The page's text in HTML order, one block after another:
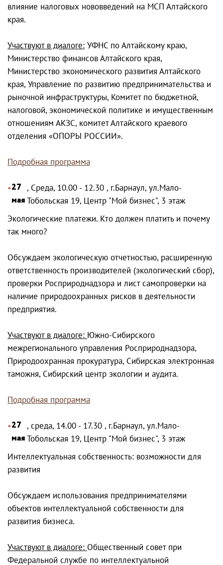
влияние налоговых нововведений на МСП Алтайского
края.
Участвуют в диалоге: УФНС по Алтайскому краю,
Министерство финансов Алтайского края,
Министерство экономического развития Алтайского
края, Управление по развитию предпринимательства и
рыночной инфраструктуры, Комитет по бюджетной,
налоговой, экономической политике и имущественным
отношениям АКЗС, комитет Алтайского краевого
отделения «ОПОРЫ РОССИИ».
Подробная программа
27
мая
, Среда, 10.00 - 12.30 , г.Барнаул, ул.Мало-
Тобольская 19, Центр "Мой бизнес", 3 этаж
Экологические платежи. Кто должен платить и почему
так много?
Обсуждаем экологическую отчетностью, расширенную
ответственность производителей (экологический сбор),
проверки Росприроднадзора и лист самопроверки на
наличие природоохранных рисков в деятельности
предприятия.
Участвуют в диалоге: Южно-Сибирского
межрегионального управления Росприроднадзора,
Природоохранная прокуратура, Сибирская электронная
таможня, Сибирский центр экологии и аудита.
Подробная программа
27
мая
, среда, 14.00 - 17.30 , г.Барнаул, ул.Мало-
Тобольская 19, Центр "Мой бизнес", 3 этаж
Интеллектуальная собственность: возможности для
развития
Обсуждаем использования предпринимателями
объектов интеллектуальной собственности для
развития бизнеса.
Участвуют в диалоге: Общественный совет при
Федеральной службе по интеллектуальной